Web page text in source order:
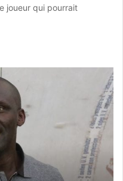
joueur qui pourrait